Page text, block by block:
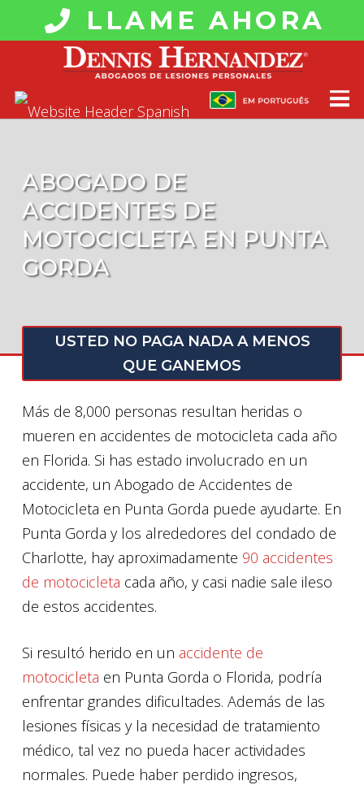
LLAME AHORA
ABOGADO DE
ACCIDENTES DE
MOTOCICLETA EN PUNTA
GORDA
USTED NO PAGA NADA A MENOS
QUE GANEMOS
Más de 8,000 personas resultan heridas o
mueren en accidentes de motocicleta cada año
en Florida. Si has estado involucrado en un
accidente, un Abogado de Accidentes de
Motocicleta en Punta Gorda puede ayudarte. En
Punta Gorda y los alrededores del condado de
Charlotte, hay aproximadamente 90 accidentes
de motocicleta cada año, y casi nadie sale ileso
de estos accidentes.
Si resultó herido en un accidente de
motocicleta en Punta Gorda o Florida, podría
enfrentar grandes dificultades. Además de las
lesiones físicas y la necesidad de tratamiento
médico, tal vez no pueda hacer actividades
normales. Puede haber perdido ingresos,